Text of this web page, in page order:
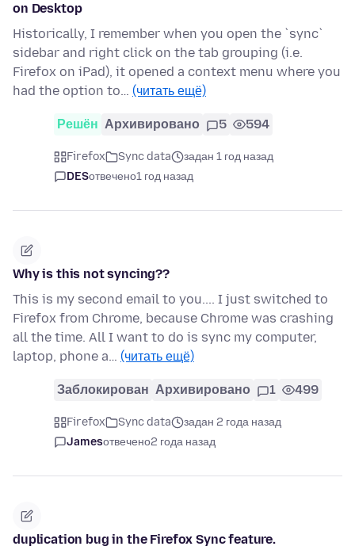
on Desktop
Historically, I remember when you open the `sync`
sidebar and right click on the tab grouping (i.e.
Firefox on iPad), it opened a context menu where you
had the option to… (читать ещё)
Решён Архивировано 5 594
Firefox Sync data
задан 1 год назад
DESотвечено1 год назад
Why is this not syncing??
This is my second email to you.... I just switched to
Firefox from Chrome, because Chrome was crashing
all the time. All I want to do is sync my computer,
laptop, phone a… (читать ещё)
Заблокирован Архивировано 1 499
Firefox Sync data
задан 2 года назад
Jamesотвечено2 года назад
duplication bug in the Firefox Sync feature.